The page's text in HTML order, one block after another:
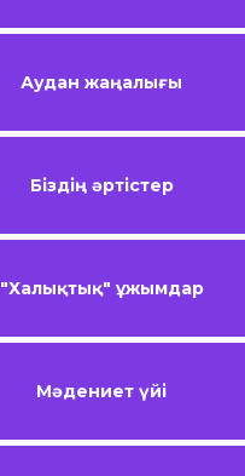
Аудан жаңалығы
Біздің әртістер
"Халықтық" ұжымдар
Мәдениет үйі